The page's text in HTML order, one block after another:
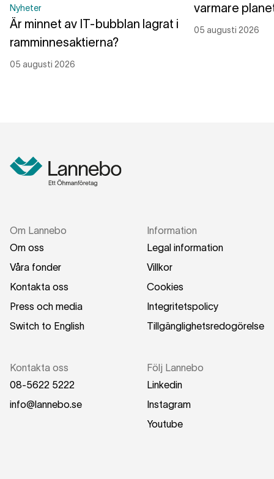
Nyheter
Är minnet av IT-bubblan lagrat i
ramminnesaktierna?
05 augusti 2026
varmare
05 augusti 2026
Om Lannebo
Om oss
Våra fonder
Kontakta oss
Press och media
Switch to English
Information
Legal information
Villkor
Cookies
Integritetspolicy
Tillgänglighetsredogörelse
Kontakta oss
08-5622 5222
info@lannebo.se
Följ Lannebo
Linkedin
Instagram
Youtube